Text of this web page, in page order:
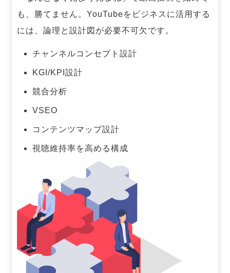
も、勝てません。 YouTubeをビジネスに活用する
には、論理と設計図が必要不可欠です。
チャンネルコンセプト設計
KGI/KPI設計
競合分析
VSEO
コンテンツマップ設計
視聴維持率を高める構成